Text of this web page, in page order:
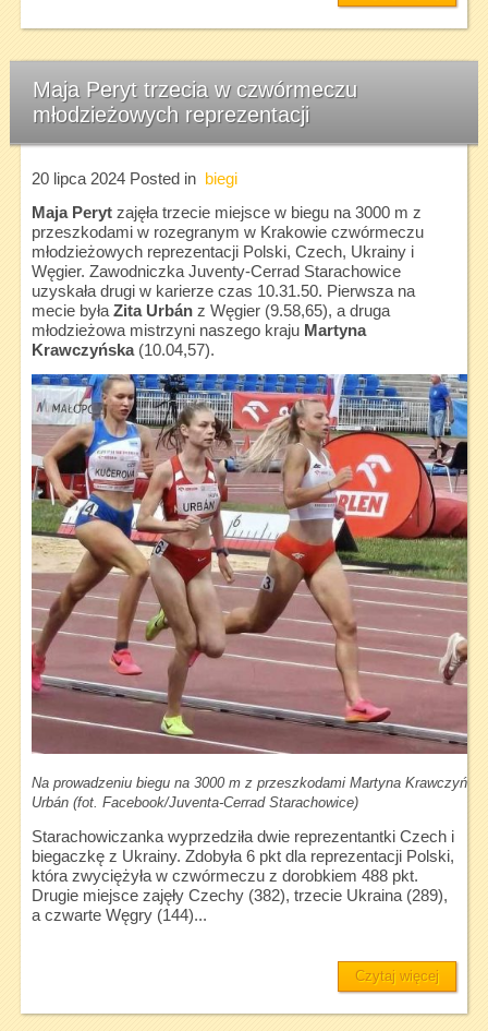
Maja Peryt trzecia w czwórmeczu
młodzieżowych reprezentacji
20 lipca 2024Posted in
biegi
Maja Perytzajęła trzecie miejsce w biegu na 3000 m z
przeszkodami w rozegranym w Krakowie czwórmeczu
młodzieżowych reprezentacji Polski, Czech, Ukrainy i
Węgier. Zawodniczka Juventy-Cerrad Starachowice
uzyskała drugi w karierze czas 10.31.50. Pierwsza na
mecie byłaZita Urbánz Węgier (9.58,65), a druga
młodzieżowa mistrzyni naszego kraju Martyna
Krawczyńska(10.04,57).
Na prowadzeniu biegu na 3000 m z przeszkodami Martyna
Urbán (fot. Facebook/Juventa-Cerrad Starachowice)
Starachowiczanka wyprzedziła dwie reprezentantki Czech i
biegaczkę z Ukrainy. Zdobyła 6 pkt dla reprezentacji Polski,
która zwyciężyła w czwórmeczu z dorobkiem 488 pkt.
Drugie miejsce zajęły Czechy (382), trzecie Ukraina (289),
a czwarte Węgry (144)...
Czytaj więcej